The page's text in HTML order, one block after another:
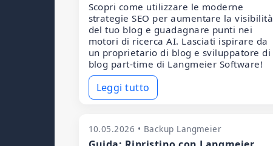
Scopri come utilizzare le moderne
strategie SEO per aumentare la visibilità
del tuo blog e guadagnare punti nei
motori di ricerca AI. Lasciati ispirare da
un proprietario di blog e sviluppatore di
blog part-time di Langmeier Software!
Leggi tutto
10.05.2026 • Backup Langmeier